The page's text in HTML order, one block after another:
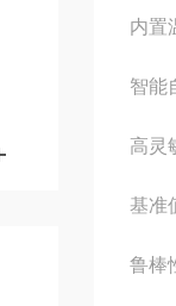
内置
智能
高灵
基准
鲁棒